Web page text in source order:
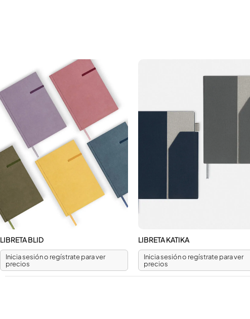
LIBRETA BLID
Inicia sesión o regístrate para ver
precios
LIBRETA KATIKA
Inicia sesión o regístrate para ver
precios